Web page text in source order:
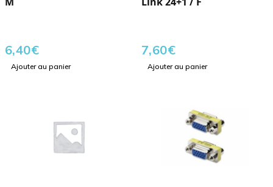
6,40€
Ajouter au panier
7,60€
Ajouter au panier